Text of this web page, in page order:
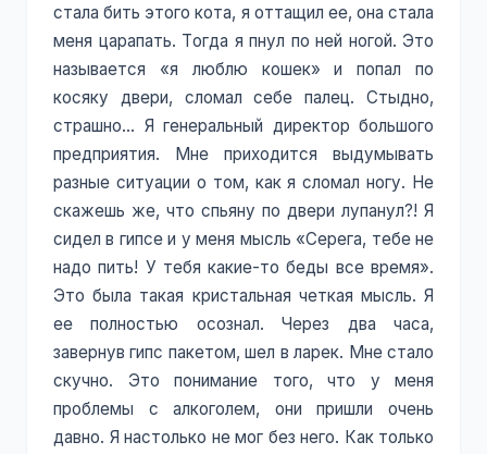
стала бить этого кота, я оттащил ее, она стала
меня царапать. Тогда я пнул по ней ногой. Это
называется «я люблю кошек» и попал по
косяку двери, сломал себе палец. Стыдно,
страшно... Я генеральный директор большого
предприятия. Мне приходится выдумывать
разные ситуации о том, как я сломал ногу. Не
скажешь же, что спьяну по двери лупанул?! Я
сидел в гипсе и у меня мысль «Серега, тебе не
надо пить! У тебя какие-то беды все время».
Это была такая кристальная четкая мысль. Я
ее полностью осознал. Через два часа,
завернув гипс пакетом, шел в ларек. Мне стало
скучно. Это понимание того, что у меня
проблемы с алкоголем, они пришли очень
давно. Я настолько не мог без него. Как только